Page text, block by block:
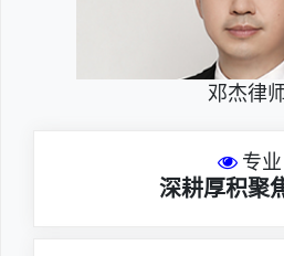
邓杰律
专业
深耕厚积聚